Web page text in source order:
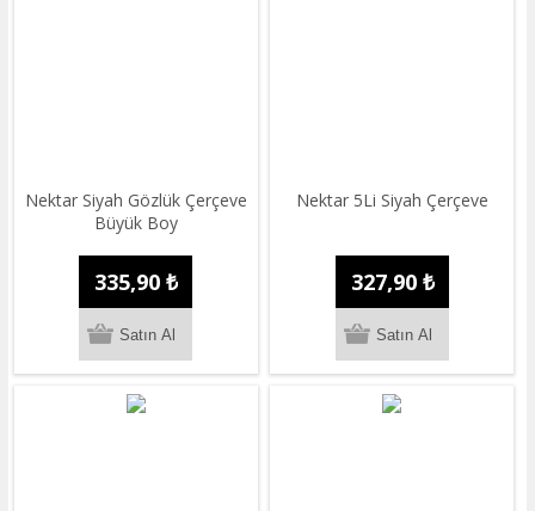
Nektar Siyah Gözlük Çerçeve
Büyük Boy
335,90 ₺
Nektar 5Li Siyah Çerçeve
327,90 ₺